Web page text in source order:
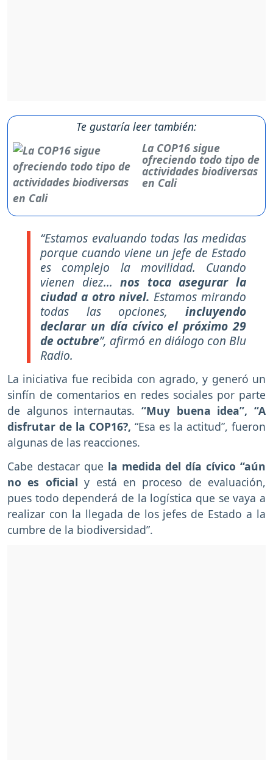
Te gustaría leer también:
La COP16 sigue
ofreciendo todo tipo de
actividades biodiversas
en Cali
“Estamos evaluando todas las medidas
porque cuando viene un jefe de Estado
es complejo la movilidad. Cuando
vienen diez...nos toca asegurar la
ciudad a otro nivel. Estamos mirando
todas las opciones, incluyendo
declarar un día cívico el próximo 29
de octubre”, afirmó en diálogo con Blu
Radio.
La iniciativa fue recibida con agrado, y generó un
sinfín de comentarios en redes sociales por parte
de algunos internautas. “Muy buena idea”, “A
disfrutar de la COP16?, “Esa es la actitud”, fueron
algunas de las reacciones.
Cabe destacar que la medida del día cívico “aún
no es oficialy está en proceso de evaluación,
pues todo dependerá de la logística que se vaya a
realizar con la llegada de los jefes de Estado a la
cumbre de la biodiversidad”.